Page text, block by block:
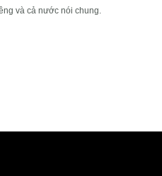
và cả nước nói chung.